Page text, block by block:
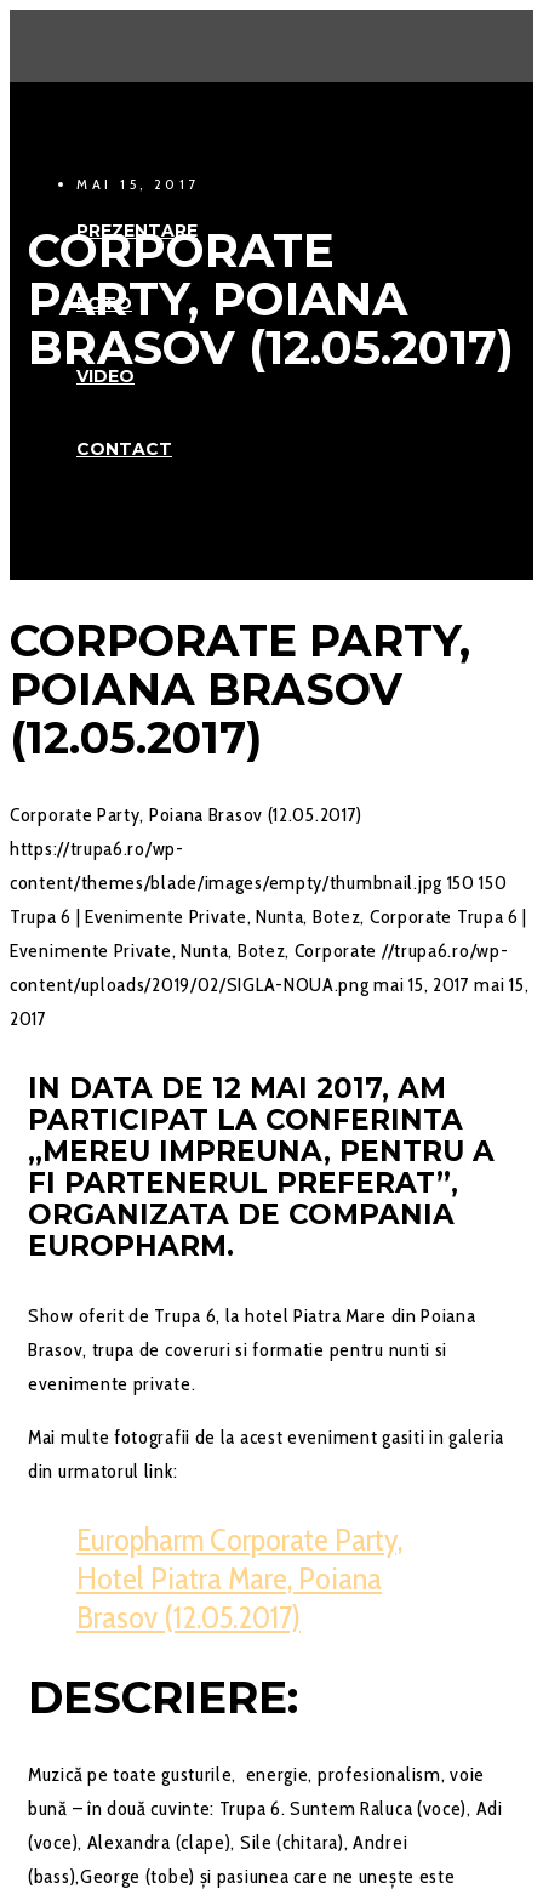
PREZENTARE
FOTO
VIDEO
CONTACT
MAI 15, 2017
CORPORATE
PARTY, POIANA
BRASOV (12.05.2017)
CORPORATE PARTY,
POIANA BRASOV
(12.05.2017)
Corporate Party, Poiana Brasov (12.05.2017)
https://trupa6.ro/wp-
content/themes/blade/images/empty/thumbnail.jpg 150 150
Trupa 6 | Evenimente Private, Nunta, Botez, Corporate Trupa 6 |
Evenimente Private, Nunta, Botez, Corporate //trupa6.ro/wp-
content/uploads/2019/02/SIGLA-NOUA.png mai 15, 2017 mai 15,
2017
IN DATA DE 12 MAI 2017, AM
PARTICIPAT LA CONFERINTA
„MEREU IMPREUNA, PENTRU A
FI PARTENERUL PREFERAT”,
ORGANIZATA DE COMPANIA
EUROPHARM.
Show oferit de Trupa 6, la hotel Piatra Mare din Poiana
Brasov, trupa de coveruri si formatie pentru nunti si
evenimente private.
Mai multe fotografii de la acest eveniment gasiti in galeria
din urmatorul link:
Europharm Corporate Party,
Hotel Piatra Mare, Poiana
Brasov (12.05.2017)
DESCRIERE:
Muzică pe toate gusturile, energie, profesionalism, voie
bună – în două cuvinte: Trupa 6. Suntem Raluca (voce), Adi
(voce), Alexandra (clape), Sile (chitara), Andrei
(bass),George (tobe) și pasiunea care ne unește este